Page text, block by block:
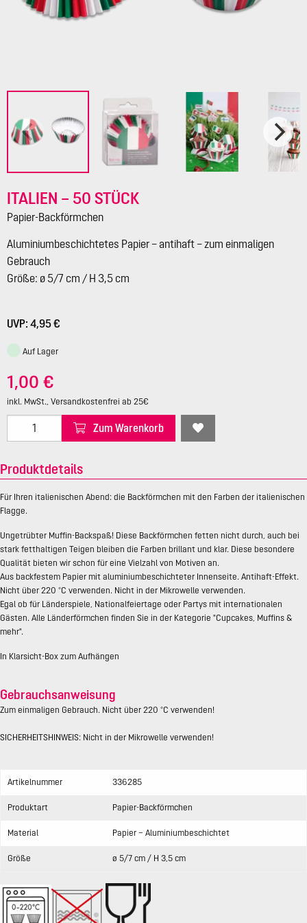
ITALIEN – 50 STÜCK
Papier-Backförmchen
Aluminiumbeschichtetes Papier – antihaft – zum einmaligen
Gebrauch
Größe: ø 5/7 cm / H 3,5 cm
UVP: 4,95 €
Auf Lager
1,00 €
inkl. MwSt., Versandkostenfrei ab 25€
Zum Warenkorb
Produktdetails
Für Ihren italienischen Abend: die Backförmchen mit den Farben der italienischen
Flagge.
Ungetrübter Muffin-Backspaß! Diese Backförmchen fetten nicht durch, auch bei
stark fetthaltigen Teigen bleiben die Farben brillant und klar. Diese besondere
Qualität bieten wir schon für eine Vielzahl von Motiven an.
Aus backfestem Papier mit aluminiumbeschichteter Innenseite. Antihaft-Effekt.
Nicht über 220 °C verwenden. Nicht in der Mikrowelle verwenden.
Egal ob für Länderspiele, Nationalfeiertage oder Partys mit internationalen
Gästen. Alle Länderförmchen finden Sie in der Kategorie "Cupcakes, Muffins &
mehr".
In Klarsicht-Box zum Aufhängen
Gebrauchsanweisung
Zum einmaligen Gebrauch. Nicht über 220 °C verwenden!
SICHERHEITSHINWEIS: Nicht in der Mikrowelle verwenden!
Artikelnummer 336285
Produktart Papier-Backförmchen
Material Papier – Aluminiumbeschichtet
Größe ø 5/7 cm / H 3,5 cm